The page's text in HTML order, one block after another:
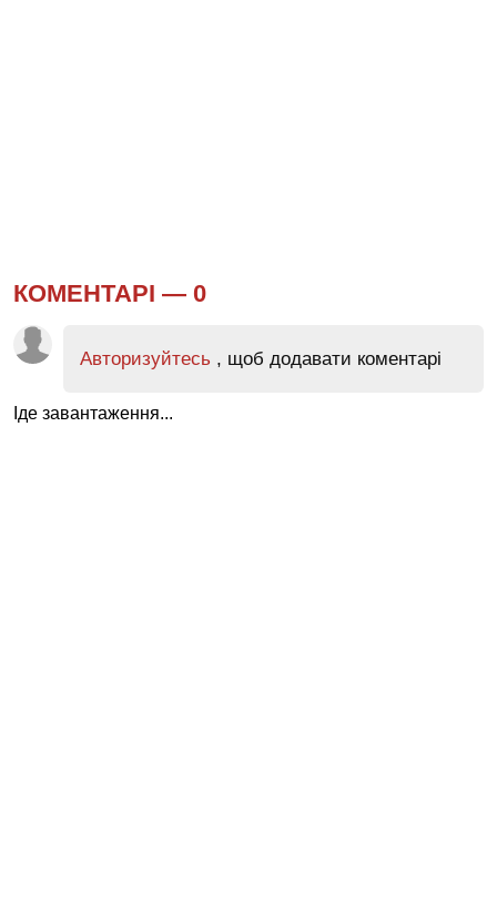
КОМЕНТАРІ — 0
Авторизуйтесь , щоб додавати коментарі
Іде завантаження...